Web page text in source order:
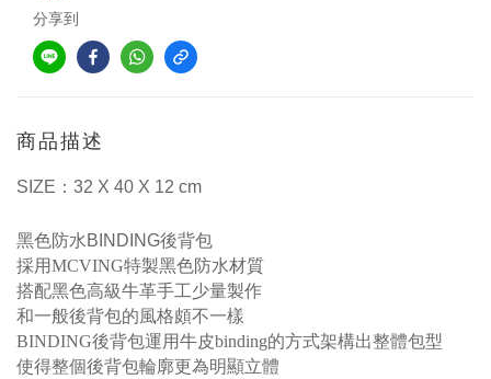
分享到
商品描述
SIZE ： 32 X 40 X 12 cm
黑色防水BINDING後背包
採用MCVING特製黑色防水材質
搭配黑色高級牛革手工少量製作
和一般後背包的風格頗不一樣
BINDING後背包運用牛皮binding的方式架構出整體包型
使得整個後背包輪廓更為明顯立體